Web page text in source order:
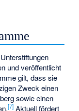
und veröffentlicht
gilt, dass sie
Zweck einen
sowie einen
[7] Aktuell fördert